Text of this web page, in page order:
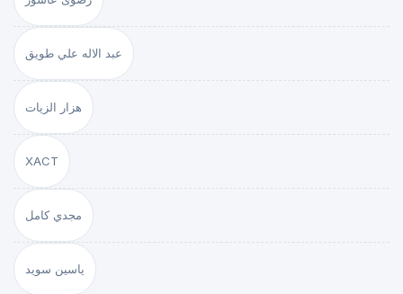
عبد الاله علي طويق
هزار الزيات
XACT
مجدي كامل
ياسين سويد